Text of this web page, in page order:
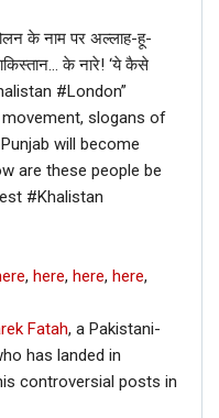
के नाम पर अल्लाह-हू-
के नारे! ‘ये कैसे
#London”
slogans of
will become
are these people be
#Khalistan
, here, here, here,
Fatah, a Pakistani-
has landed in
controversial posts in